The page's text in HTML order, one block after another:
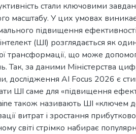
стали ключовими
масштабу. У цих умовах
підвищення
(ШІ) розглядається як
трансформації, що може
Так, за даними Міністерства
дослідження AI Focus 2026 є
ШІ саме для «підвищення
також називають ШІ «ключем
витрат і зростання
світі стрімко набирає